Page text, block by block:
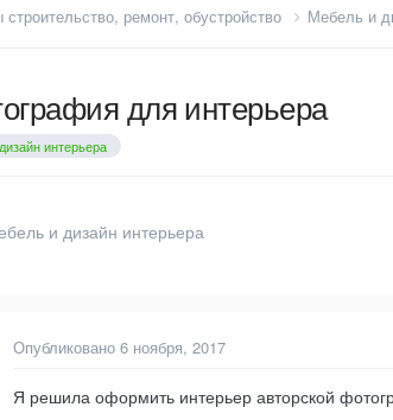
ремонт, обустройство Мебель и
для интерьера
дизайн интерьера
и дизайн интерьера
Опубликовано 6 ноября, 2017
Я решила оформить интерьер авторской